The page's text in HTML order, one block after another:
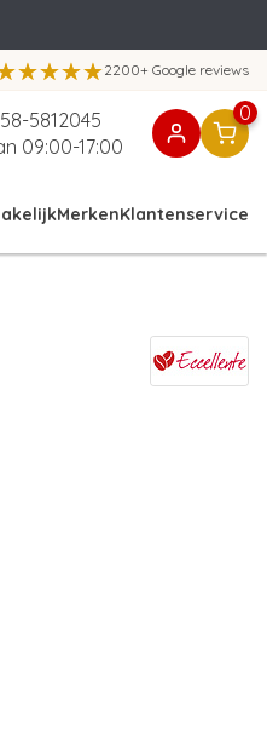
2200+ Google reviews
5812045
09:00-17:00
0
MerkenKlantenservice